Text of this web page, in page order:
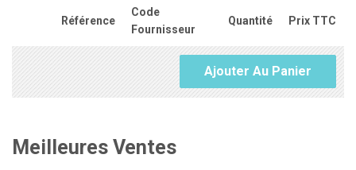
Référence
Code
Fournisseur
Quantité Prix TTC
Ajouter Au Panier
Meilleures Ventes